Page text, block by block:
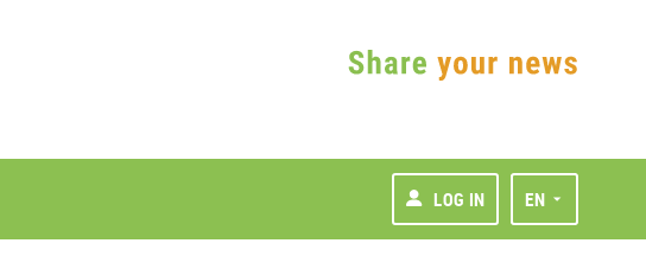
LOG IN EN